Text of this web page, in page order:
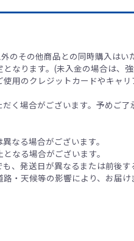
のその他商品との同時購入はい
なります。(未入金の場合は、
用のクレジットカードやキャ
く場合がございます。予めご了
なる場合がございます。
なる場合がございます。
、発送日が異なるまたは前後す
・天候等の影響により、お届